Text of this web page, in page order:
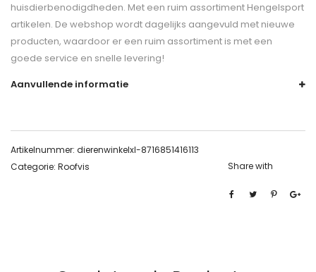
huisdierbenodigdheden. Met een ruim assortiment Hengelsport
artikelen. De webshop wordt dagelijks aangevuld met nieuwe
producten, waardoor er een ruim assortiment is met een
goede service en snelle levering!
Aanvullende informatie
Artikelnummer: dierenwinkelxl-8716851416113
Categorie: Roofvis Share with